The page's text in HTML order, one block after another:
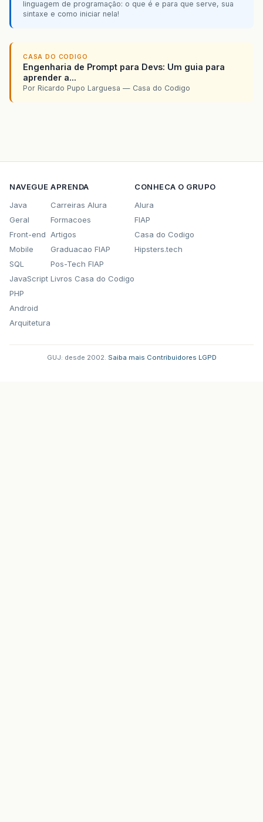
linguagem de programação: o que é e para que serve, sua
sintaxe e como iniciar nela!
CASA DO CODIGO
Engenharia de Prompt para Devs: Um guia para
aprender a...
Por Ricardo Pupo Larguesa — Casa do Codigo
NAVEGUE
Java
Geral
Front-end
Mobile
SQL
JavaScript
PHP
Android
Arquitetura
APRENDA
Carreiras Alura
Formacoes
Artigos
Graduacao FIAP
Pos-Tech FIAP
Livros Casa do Codigo
CONHECA O GRUPO
Alura
FIAP
Casa do Codigo
Hipsters.tech
GUJ: desde 2002. Saiba mais Contribuidores LGPD